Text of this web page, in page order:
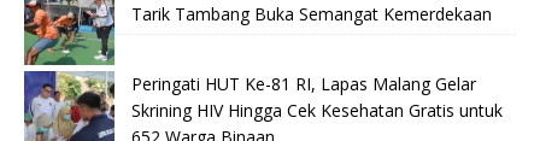
Tarik Tambang Buka Semangat Kemerdekaan
Peringati HUT Ke-81 RI, Lapas Malang Gelar
Skrining HIV Hingga Cek Kesehatan Gratis untuk
652 Warga Binaan